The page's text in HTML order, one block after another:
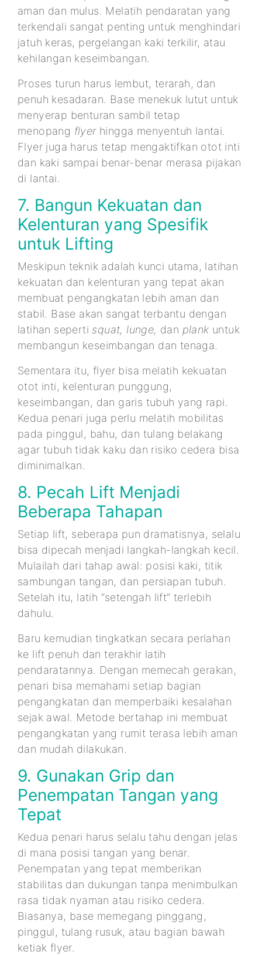
aman dan mulus. Melatih pendaratan yang
terkendali sangat penting untuk menghindari
jatuh keras, pergelangan kaki terkilir, atau
kehilangan keseimbangan.
Proses turun harus lembut, terarah, dan
penuh kesadaran. Base menekuk lutut untuk
menyerap benturan sambil tetap
menopang flyer hingga menyentuh lantai.
Flyer juga harus tetap mengaktifkan otot inti
dan kaki sampai benar-benar merasa pijakan
di lantai.
7. Bangun Kekuatan dan
Kelenturan yang Spesifik
untuk Lifting
Meskipun teknik adalah kunci utama, latihan
kekuatan dan kelenturan yang tepat akan
membuat pengangkatan lebih aman dan
stabil. Base akan sangat terbantu dengan
latihan sepertisquat, lunge, dan plank untuk
membangun keseimbangan dan tenaga.
Sementara itu, flyer bisa melatih kekuatan
otot inti, kelenturan punggung,
keseimbangan, dan garis tubuh yang rapi.
Kedua penari juga perlu melatih mobilitas
pada pinggul, bahu, dan tulang belakang
agar tubuh tidak kaku dan risiko cedera bisa
diminimalkan.
8. Pecah Lift Menjadi
Beberapa Tahapan
Setiap lift, seberapa pun dramatisnya, selalu
bisa dipecah menjadi langkah-langkah kecil.
Mulailah dari tahap awal: posisi kaki, titik
sambungan tangan, dan persiapan tubuh.
Setelah itu, latih “setengah lift” terlebih
dahulu.
Baru kemudian tingkatkan secara perlahan
ke lift penuh dan terakhir latih
pendaratannya. Dengan memecah gerakan,
penari bisa memahami setiap bagian
pengangkatan dan memperbaiki kesalahan
sejak awal. Metode bertahap ini membuat
pengangkatan yang rumit terasa lebih aman
dan mudah dilakukan.
9. Gunakan Grip dan
Penempatan Tangan yang
Tepat
Kedua penari harus selalu tahu dengan jelas
di mana posisi tangan yang benar.
Penempatan yang tepat memberikan
stabilitas dan dukungan tanpa menimbulkan
rasa tidak nyaman atau risiko cedera.
Biasanya, base memegang pinggang,
pinggul, tulang rusuk, atau bagian bawah
ketiak flyer.